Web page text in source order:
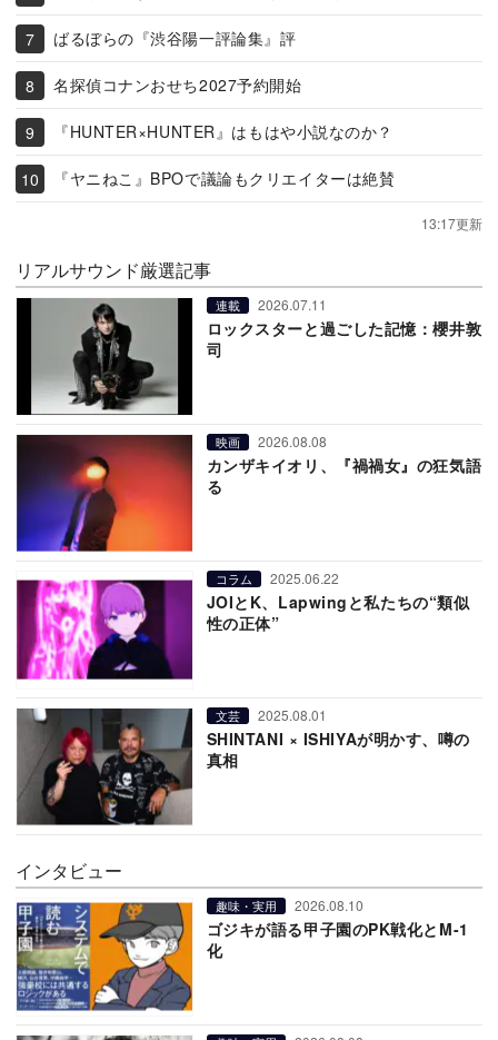
ばるぼらの『渋谷陽一評論集』評
名探偵コナンおせち2027予約開始
『HUNTER×HUNTER』はもはや小説なのか？
『ヤニねこ』BPOで議論もクリエイターは絶賛
13:17更新
リアルサウンド厳選記事
連載 2026.07.11
ロックスターと過ごした記憶：櫻井敦
司
映画 2026.08.08
カンザキイオリ、『禍禍女』の狂気語
る
コラム 2025.06.22
JOIとK、Lapwingと私たちの“類似
性の正体”
文芸 2025.08.01
SHINTANI × ISHIYAが明かす、噂の
真相
インタビュー
趣味・実用 2026.08.10
ゴジキが語る甲子園のPK戦化とM-1
化